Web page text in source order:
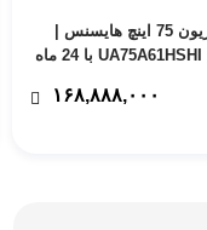
تلویزیون 75 اینچ هایسنس |
مدل UA75A61HSHI با 24 ماه
۱۶۸,۸۸۸,۰۰۰